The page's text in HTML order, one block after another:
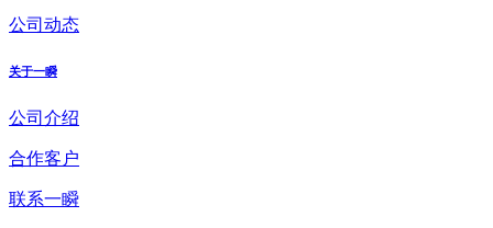
公司动态
关于一瞬
公司介绍
合作客户
联系一瞬